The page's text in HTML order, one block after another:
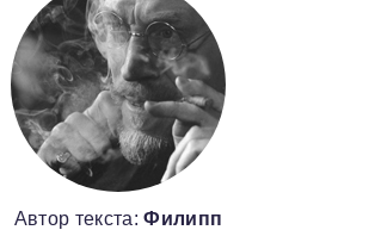
Автор текста:Филипп